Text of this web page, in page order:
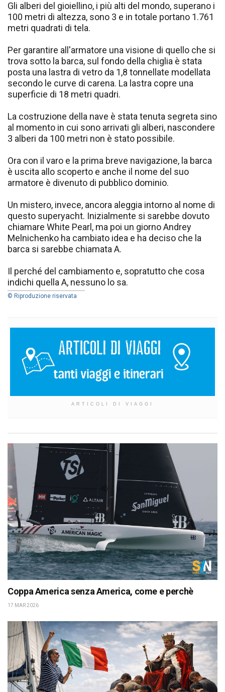
Gli alberi del gioiellino, i più alti del mondo, superano i
100 metri di altezza, sono 3 e in totale portano 1.761
metri quadrati di tela.
Per garantire all'armatore una visione di quello che si
trova sotto la barca, sul fondo della chiglia è stata
posta una lastra di vetro da 1,8 tonnellate modellata
secondo le curve di carena. La lastra copre una
superficie di 18 metri quadri.
La costruzione della nave è stata tenuta segreta sino
al momento in cui sono arrivati gli alberi, nascondere
3 alberi da 100 metri non è stato possibile.
Ora con il varo e la prima breve navigazione, la barca
è uscita allo scoperto e anche il nome del suo
armatore è divenuto di pubblico dominio.
Un mistero, invece, ancora aleggia intorno al nome di
questo superyacht. Inizialmente si sarebbe dovuto
chiamare White Pearl, ma poi un giorno Andrey
Melnichenko ha cambiato idea e ha deciso che la
barca si sarebbe chiamata A.
Il perché del cambiamento e, sopratutto che cosa
indichi quella A, nessuno lo sa.
© Riproduzione riservata
ARTICOLI DI VIAGGI
Coppa America senza America, come e perchè
17 MAR 2026